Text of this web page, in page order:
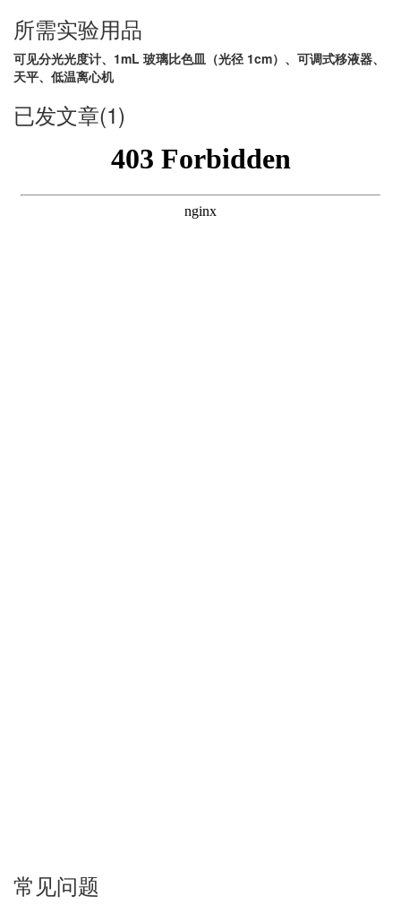
所需实验用品
可见分光光度计、1mL 玻璃比色皿（光径 1cm）、可调式移液器、
天平、低温离心机
已发文章(1)
常见问题